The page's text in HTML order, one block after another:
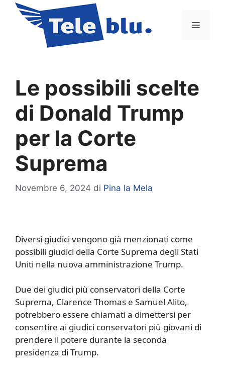
contenuto
Menu
Le possibili scelte
di Donald Trump
per la Corte
Suprema
Novembre 6, 2024 di Pina la Mela
Diversi giudici vengono già menzionati come
possibili giudici della Corte Suprema degli Stati
Uniti nella nuova amministrazione Trump.
Due dei giudici più conservatori della Corte
Suprema, Clarence Thomas e Samuel Alito,
potrebbero essere chiamati a dimettersi per
consentire ai giudici conservatori più giovani di
prendere il potere durante la seconda
presidenza di Trump.